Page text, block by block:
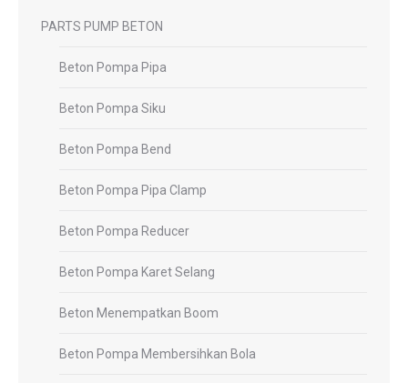
PARTS PUMP BETON
Beton Pompa Pipa
Beton Pompa Siku
Beton Pompa Bend
Beton Pompa Pipa Clamp
Beton Pompa Reducer
Beton Pompa Karet Selang
Beton Menempatkan Boom
Beton Pompa Membersihkan Bola